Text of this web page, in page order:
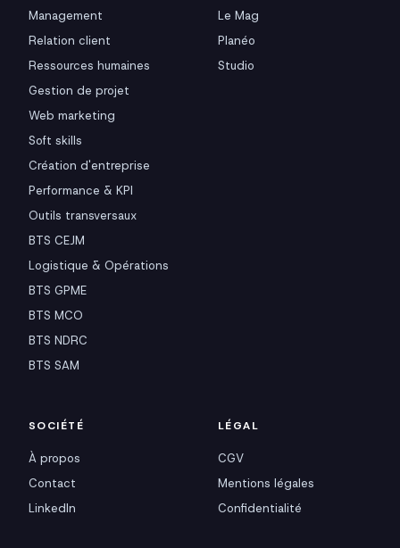
Management
Relation client
Ressources humaines
Gestion de projet
Web marketing
Soft skills
Création d'entreprise
Performance & KPI
Outils transversaux
BTS CEJM
Logistique & Opérations
BTS GPME
BTS MCO
BTS NDRC
BTS SAM
Le Mag
Planéo
Studio
SOCIÉTÉ
À propos
Contact
LinkedIn
LÉGAL
CGV
Mentions légales
Confidentialité